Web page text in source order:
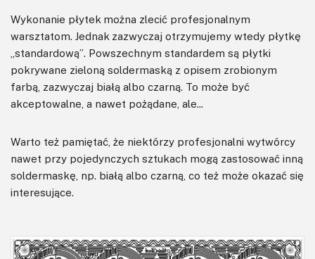
Wykonanie płytek można zlecić profesjonalnym
warsztatom. Jednak zazwyczaj otrzymujemy wtedy płytkę
„standardową”. Powszechnym standardem są płytki
pokrywane zieloną soldermaską z opisem zrobionym
farbą, zazwyczaj białą albo czarną. To może być
akceptowalne, a nawet pożądane, ale...
Warto też pamiętać, że niektórzy profesjonalni wytwórcy
nawet przy pojedynczych sztukach mogą zastosować inną
soldermaskę, np. białą albo czarną, co też może okazać się
interesujące.